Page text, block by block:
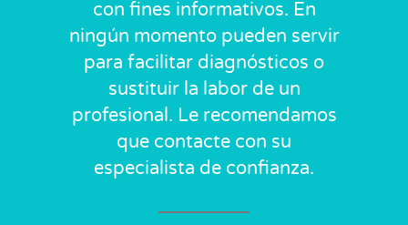
con fines informativos. En
ningún momento pueden servir
para facilitar diagnósticos o
sustituir la labor de un
profesional. Le recomendamos
que contacte con su
especialista de confianza.